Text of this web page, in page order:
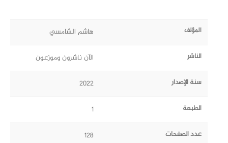
المؤلف هاشم الشامسي
الناشر الآن ناشرون وموزعون
سنة الإصدار 2022
الطبعة 1
عدد الصفحات 128